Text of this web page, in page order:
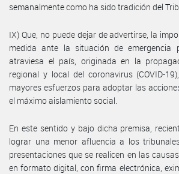
semanalmente como ha sido tradición del
IX) Que, no puede dejar de advertirse, la
medida ante la situación de emergencia
atraviesa el país, originada en la
regional y local del coronavirus (COVID-
mayores esfuerzos para adoptar las
el máximo aislamiento social.
En este sentido y bajo dicha premisa,
lograr una menor afluencia a los
presentaciones que se realicen en las
en formato digital, con firma electrónica,